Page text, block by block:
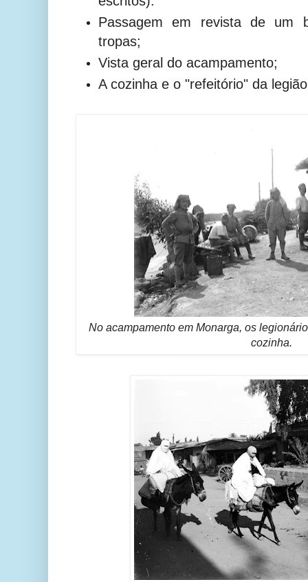
Passagem em revista de um
tropas;
Vista geral do acampamento;
A cozinha e o "refeitório" da
No acampamento em Monarga, os
cozinha.